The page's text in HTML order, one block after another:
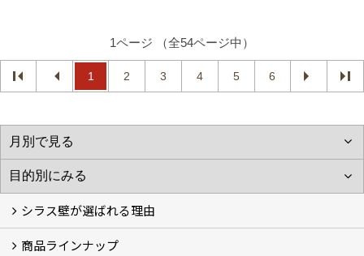
1ページ （全54ページ中）
1 2 3 4 5 6
シラス壁が選ばれる理由
シラスストーリー
こだわり
シラス壁の驚くべき性能
商品ラインナップ